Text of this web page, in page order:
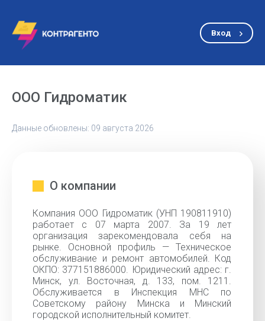
Вход
ООО Гидроматик
Данные обновлены: 09 августа 2026
О компании
Компания ООО Гидроматик (УНП 190811910)
работает с 07 марта 2007. За 19 лет
организация зарекомендовала себя на
рынке. Основной профиль — Техническое
обслуживание и ремонт автомобилей. Код
ОКПО: 377151886000. Юридический адрес: г.
Минск, ул. Восточная, д. 133, пом. 1211.
Обслуживается в Инспекция МНС по
Советскому району Минска и Минский
городской исполнительный комитет.